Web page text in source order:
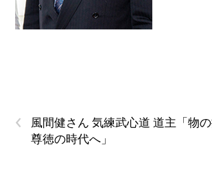
‹
風間健さん 気練武心道 道主「物
尊徳の時代へ」